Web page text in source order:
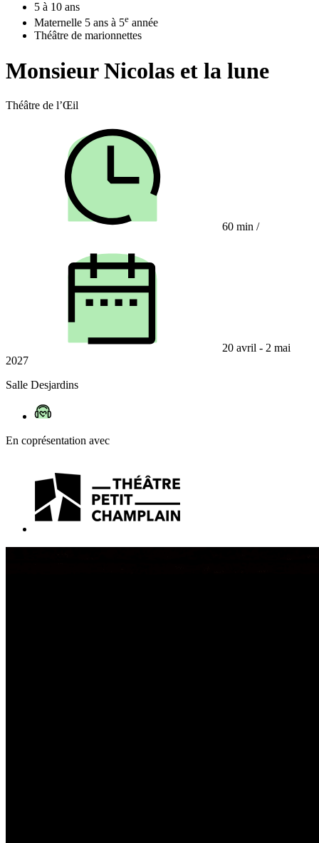
5 à 10 ans
Maternelle 5 ans à 5e année
Théâtre de marionnettes
Monsieur Nicolas et la lune
Théâtre de l’Œil
60 min /
20 avril - 2 mai
2027
Salle Desjardins
En coprésentation avec